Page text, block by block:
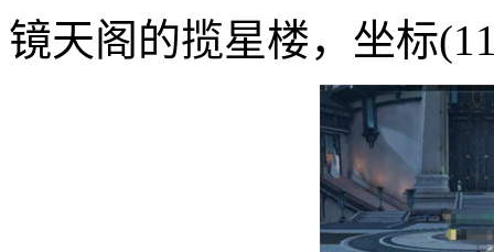
镜天阁的揽星楼，坐标